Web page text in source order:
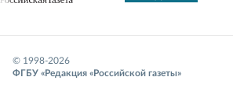
© 1998-2026
ФГБУ «Редакция «Российской газеты»